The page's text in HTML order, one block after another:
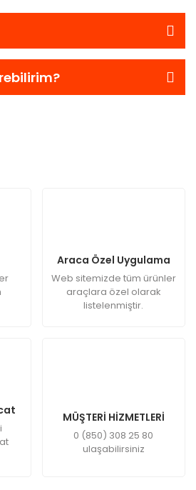
Araca Özel Uygulama
Web sitemizde tüm ürünler
araçlara özel olarak
listelenmiştir.
MÜŞTERİ HİZMETLERİ
0 (850) 308 25 80
ulaşabilirsiniz